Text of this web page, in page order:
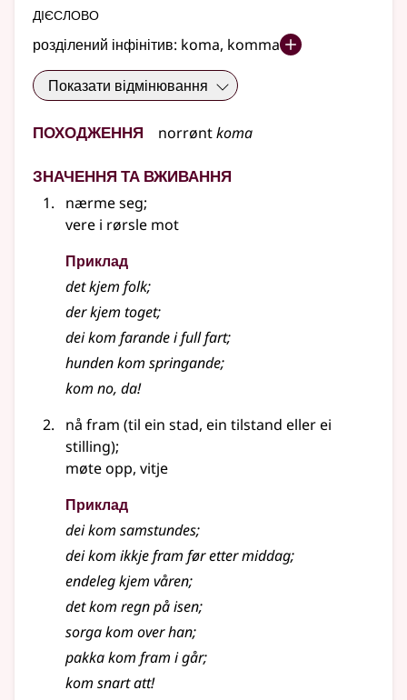
дієслово
розділений інфінітив: koma, komma
Показати відмінювання
Походження norrøntkoma
Значення та вживання
nærme seg;
vere i rørsle mot
Приклад
det kjem folk;
der kjem toget;
dei kom farande i full fart;
hunden kom springande;
kom no, da!
nå fram (til ein stad, ein tilstand eller ei
stilling);
møte opp, vitje
Приклад
dei kom samstundes;
dei kom ikkje fram før etter middag;
endeleg kjem våren;
det kom regn på isen;
sorga kom over han;
pakka kom fram i går;
kom snart att!